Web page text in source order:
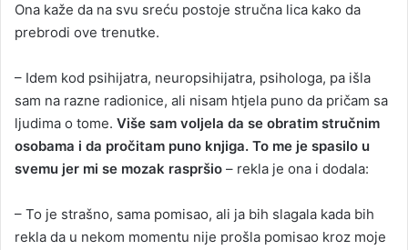
Ona kaže da na svu sreću postoje stručna lica kako da
prebrodi ove trenutke.
– Idem kod psihijatra, neuropsihijatra, psihologa, pa išla
sam na razne radionice, ali nisam htjela puno da pričam sa
ljudima o tome. Više sam voljela da se obratim stručnim
osobama i da pročitam puno knjiga. To me je spasilo u
svemu jer mi se mozak raspršio – rekla je ona i dodala:
– To je strašno, sama pomisao, ali ja bih slagala kada bih
rekla da u nekom momentu nije prošla pomisao kroz moje